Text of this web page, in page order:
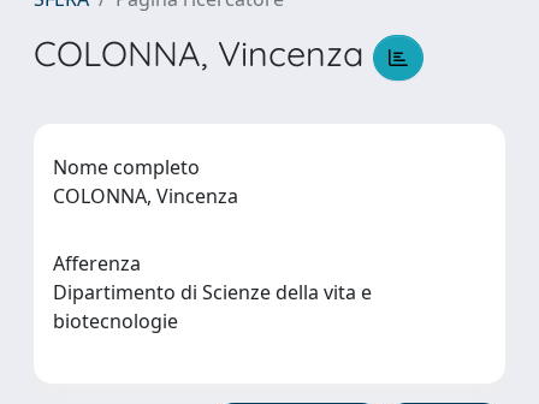
COLONNA, Vincenza
Nome completo
COLONNA, Vincenza
Afferenza
Dipartimento di Scienze della vita e
biotecnologie